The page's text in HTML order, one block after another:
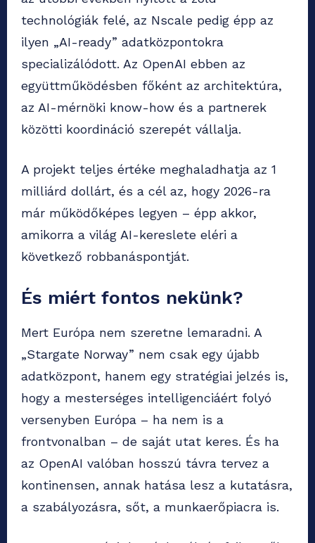
technológiák felé, az Nscale pedig épp az
ilyen „AI-ready” adatközpontokra
specializálódott. Az OpenAI ebben az
együttműködésben főként az architektúra,
az AI-mérnöki know-how és a partnerek
közötti koordináció szerepét vállalja.
A projekt teljes értéke meghaladhatja az 1
milliárd dollárt, és a cél az, hogy 2026-ra
már működőképes legyen – épp akkor,
amikorra a világ AI-kereslete eléri a
következő robbanáspontját.
És miért fontos nekünk?
Mert Európa nem szeretne lemaradni. A
„Stargate Norway” nem csak egy újabb
adatközpont, hanem egy stratégiai jelzés is,
hogy a mesterséges intelligenciáért folyó
versenyben Európa – ha nem is a
frontvonalban – de saját utat keres. És ha
az OpenAI valóban hosszú távra tervez a
kontinensen, annak hatása lesz a kutatásra,
a szabályozásra, sőt, a munkaerőpiacra is.